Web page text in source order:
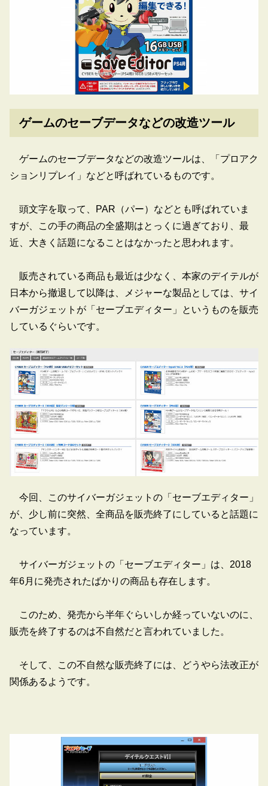
ゲームのセーブデータなどの改造ツール
ゲームのセーブデータなどの改造ツールは、「プロアク
ションリプレイ」などと呼ばれているものです。
頭文字を取って、PAR（パー）などとも呼ばれていま
すが、この手の商品の全盛期はとっくに過ぎており、最
近、大きく話題になることはなかったと思われます。
販売されている商品も最近は少なく、本家のデイテルが
日本から撤退して以降は、メジャーな製品としては、サイ
バーガジェットが「セーブエディター」というものを販売
しているぐらいです。
今回、このサイバーガジェットの「セーブエディター」
が、少し前に突然、全商品を販売終了にしていると話題に
なっています。
サイバーガジェットの「セーブエディター」は、2018
年6月に発売されたばかりの商品も存在します。
このため、発売から半年ぐらいしか経っていないのに、
販売を終了するのは不自然だと言われていました。
そして、この不自然な販売終了には、どうやら法改正が
関係あるようです。